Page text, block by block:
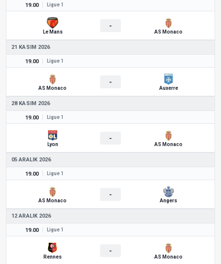
19.00 Ligue 1
Le Mans
-
AS Monaco
21 KASIM 2026
19.00 Ligue 1
AS Monaco
-
Auxerre
28 KASIM 2026
19.00 Ligue 1
Lyon
-
AS Monaco
05 ARALIK 2026
19.00 Ligue 1
AS Monaco
-
Angers
12 ARALIK 2026
19.00 Ligue 1
Rennes
-
AS Monaco